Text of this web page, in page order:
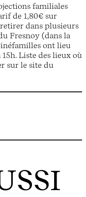
familiales
de 1,80€ sur
dans plusieurs
Fresnoy (dans la
ont lieu
Liste des lieux où
sur le site du